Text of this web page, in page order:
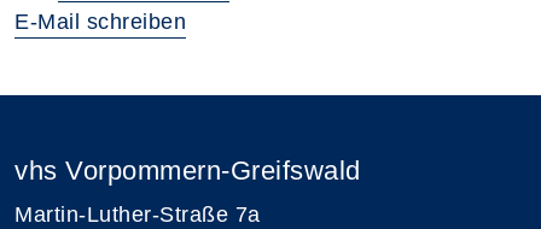
E-Mail schreiben
vhs Vorpommern-Greifswald
Martin-Luther-Straße 7a